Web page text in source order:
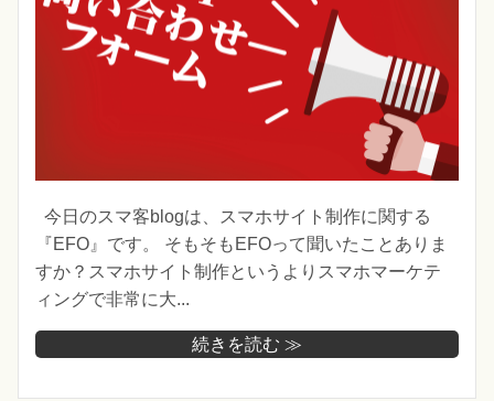
今日のスマ客blogは、スマホサイト制作に関する
『EFO』です。 そもそもEFOって聞いたことありま
すか？スマホサイト制作というよりスマホマーケテ
ィングで非常に大...
続きを読む ≫